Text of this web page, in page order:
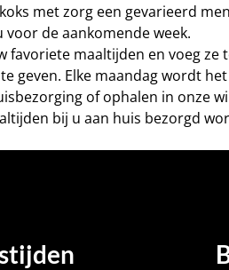
met zorg een gevarieerd
de aankomende week.
maaltijden en voeg
geven. Elke maandag wordt
of ophalen in onze
bij u aan huis bezorgd